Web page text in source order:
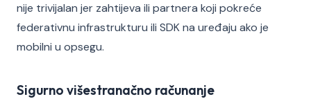
nije trivijalan jer zahtijeva ili partnera koji pokreće
federativnu infrastrukturu ili SDK na uređaju ako je
mobilni u opsegu.
Sigurno višestranačno računanje